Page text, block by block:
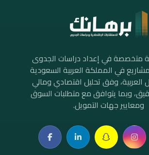
متخصصة في إعداد دراسات الجدوى
في المملكة العربية السعودية
العربية، وفق تحليل اقتصادي ومالي
وبما يتوافق مع متطلبات السوق
ومعايير جهات التمويل.